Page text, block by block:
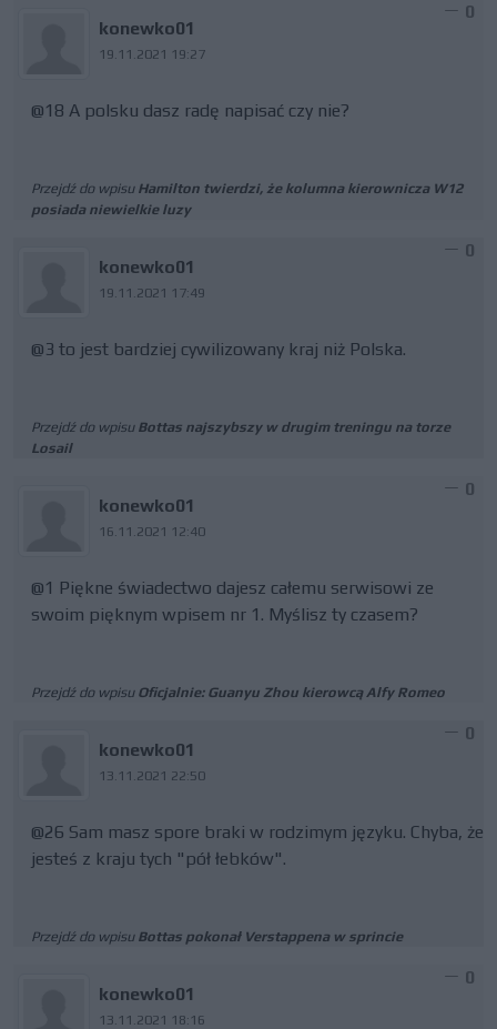
konewko01
19.11.2021 19:27
0
@18 A polsku dasz radę napisać czy nie?
Przejdź do wpisu Hamilton twierdzi, że kolumna kierownicza W12
posiada niewielkie luzy
konewko01
19.11.2021 17:49
0
@3 to jest bardziej cywilizowany kraj niż Polska.
Przejdź do wpisu Bottas najszybszy w drugim treningu na torze
Losail
konewko01
16.11.2021 12:40
0
@1 Piękne świadectwo dajesz całemu serwisowi ze
swoim pięknym wpisem nr 1. Myślisz ty czasem?
Przejdź do wpisu Oficjalnie: Guanyu Zhou kierowcą Alfy Romeo
konewko01
13.11.2021 22:50
0
@26 Sam masz spore braki w rodzimym języku. Chyba, że
jesteś z kraju tych "pół łebków".
Przejdź do wpisu Bottas pokonał Verstappena w sprincie
konewko01
13.11.2021 18:16
0